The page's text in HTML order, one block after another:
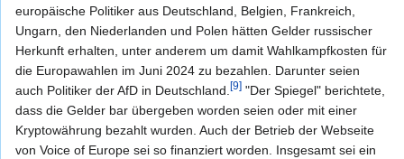
europäische Politiker aus Deutschland, Belgien, Frankreich,
Ungarn, den Niederlanden und Polen hätten Gelder russischer
Herkunft erhalten, unter anderem um damit Wahlkampfkosten für
die Europawahlen im Juni 2024 zu bezahlen. Darunter seien
auch Politiker der AfD in Deutschland. [9] "Der Spiegel" berichtete,
dass die Gelder bar übergeben worden seien oder mit einer
Kryptowährung bezahlt wurden. Auch der Betrieb der Webseite
von Voice of Europe sei so finanziert worden. Insgesamt sei ein